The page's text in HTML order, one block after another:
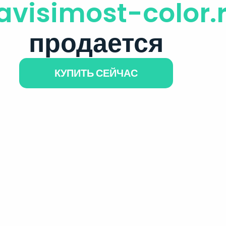
продается
КУПИТЬ СЕЙЧАС